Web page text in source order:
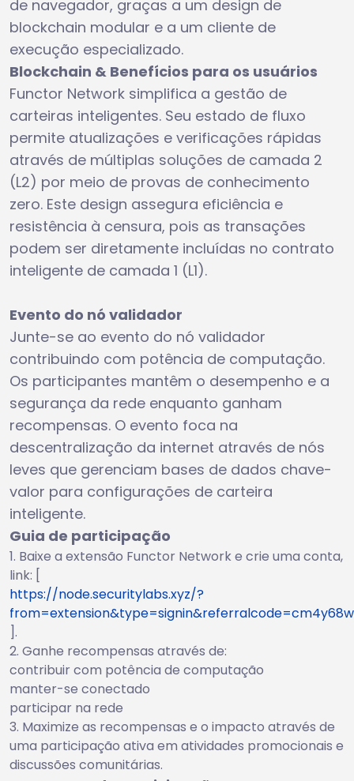
de navegador, graças a um design de
blockchain modular e a um cliente de
execução especializado.
Blockchain & Benefícios para os usuários
Functor Network simplifica a gestão de
carteiras inteligentes. Seu estado de fluxo
permite atualizações e verificações rápidas
através de múltiplas soluções de camada 2
(L2) por meio de provas de conhecimento
zero. Este design assegura eficiência e
resistência à censura, pois as transações
podem ser diretamente incluídas no contrato
inteligente de camada 1 (L1).
Evento do nó validador
Junte-se ao evento do nó validador
contribuindo com potência de computação.
Os participantes mantêm o desempenho e a
segurança da rede enquanto ganham
recompensas. O evento foca na
descentralização da internet através de nós
leves que gerenciam bases de dados chave-
valor para configurações de carteira
inteligente.
Guia de participação
Baixe a extensão Functor Network e crie uma conta,
link: [
https://node.securitylabs.xyz/?
].
Ganhe recompensas através de:
contribuir com potência de computação
manter-se conectado
participar na rede
Maximize as recompensas e o impacto através de
uma participação ativa em atividades promocionais e
discussões comunitárias.